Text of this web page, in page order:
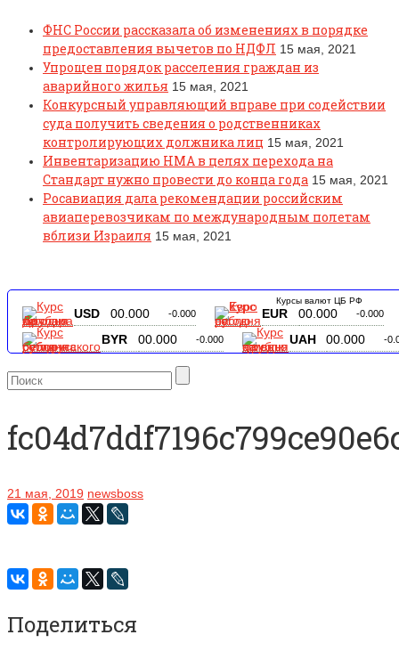
ФНС России рассказала об изменениях в порядке
предоставления вычетов по НДФЛ 15 мая, 2021
Упрощен порядок расселения граждан из
аварийного жилья 15 мая, 2021
Конкурсный управляющий вправе при содействии
суда получить сведения о родственниках
контролирующих должника лиц 15 мая, 2021
Инвентаризацию НМА в целях перехода на
Стандарт нужно провести до конца года 15 мая, 2021
Росавиация дала рекомендации российским
авиаперевозчикам по международным полетам
вблизи Израиля 15 мая, 2021
Курсы валют ЦБ РФ
USD 00.000 -0.000 EUR 00.000 -0.000
BYR 00.000 -0.000 UAH 00.000 -
21 мая, 2019 newsboss
Поделиться